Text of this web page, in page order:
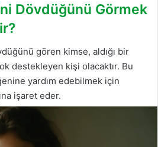
Dövdüğünü Görmek
gören kimse, aldığı bir
destekleyen kişi olacaktır. Bu
yardım edebilmek için
işaret eder.